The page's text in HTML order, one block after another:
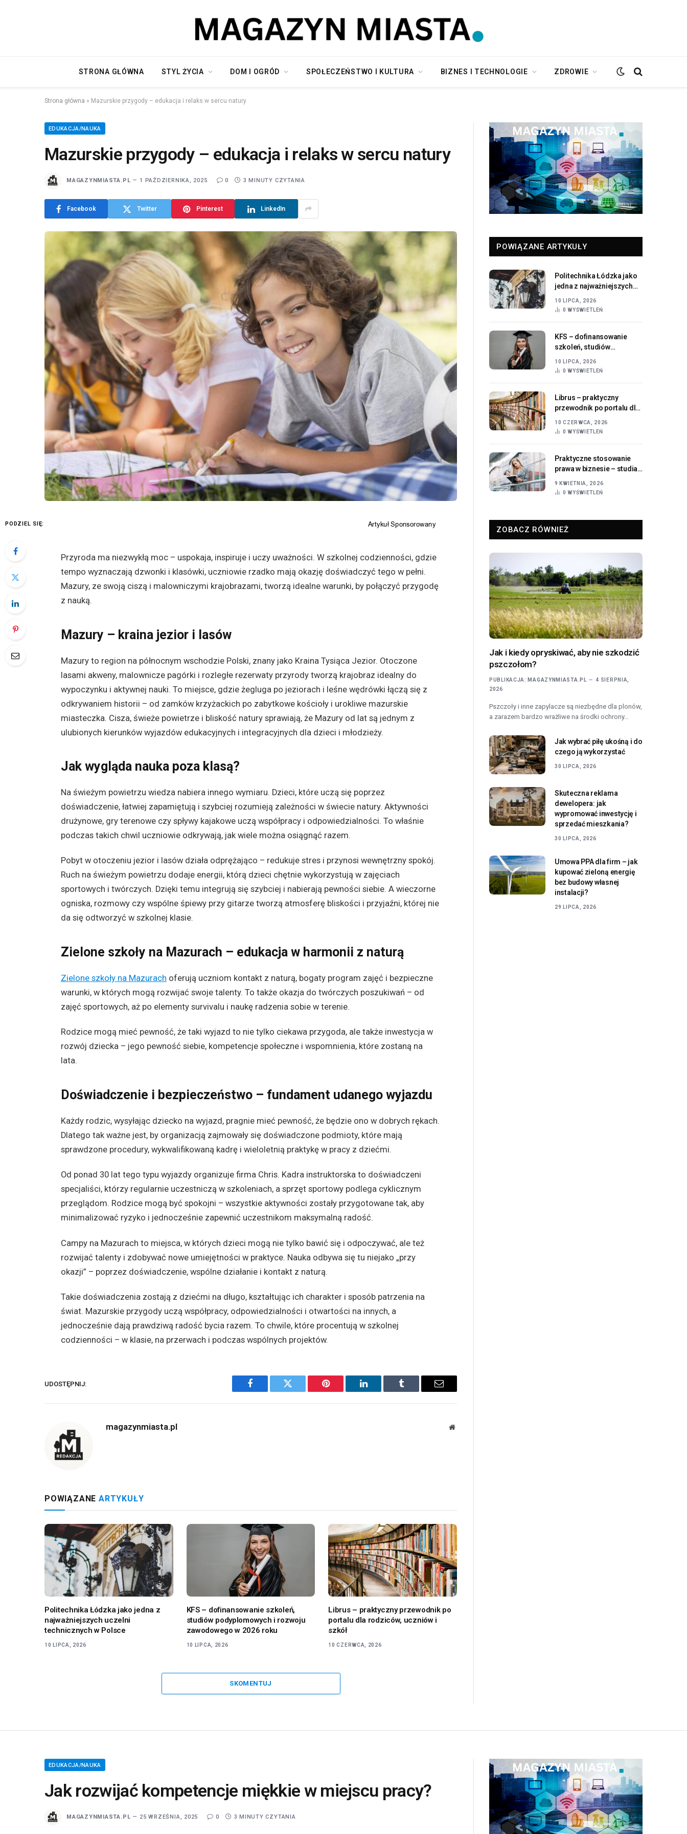
STRONA GŁÓWNA STYL ŻYCIA DOM I OGRÓD SPOŁECZEŃSTWO I KULTURA BIZNES I TECHNOLOGIE ZDROWIE
Strona główna » Mazurskie przygody – edukacja i relaks w sercu natury
EDUKACJA/NAUKA
Mazurskie przygody – edukacja i relaks w sercu natury
MAGAZYNMIASTA.PL 1 PAŹDZIERNIKA, 2025 0 3 MINUTY CZYTANIA
Facebook Twitter Pinterest LinkedIn
PODZIEL SIĘ:
Przyroda ma niezwykłą moc – uspokaja, inspiruje i uczy uważności. W szkolnej codzienności, gdzie
tempo wyznaczają dzwonki i klasówki, uczniowie rzadko mają okazję doświadczyć tego w pełni.
Mazury, ze swoją ciszą i malowniczymi krajobrazami, tworzą idealne warunki, by połączyć przygodę
z nauką.
Mazury – kraina jezior i lasów
Mazury to region na północnym wschodzie Polski, znany jako Kraina Tysiąca Jezior. Otoczone
lasami akweny, malownicze pagórki i rozległe rezerwaty przyrody tworzą krajobraz idealny do
wypoczynku i aktywnej nauki. To miejsce, gdzie żegluga po jeziorach i leśne wędrówki łączą się z
odkrywaniem historii – od zamków krzyżackich po zabytkowe kościoły i urokliwe mazurskie
miasteczka. Cisza, świeże powietrze i bliskość natury sprawiają, że Mazury od lat są jednym z
ulubionych kierunków wyjazdów edukacyjnych i integracyjnych dla dzieci i młodzieży.
Jak wygląda nauka poza klasą?
Na świeżym powietrzu wiedza nabiera innego wymiaru. Dzieci, które uczą się poprzez
doświadczenie, łatwiej zapamiętują i szybciej rozumieją zależności w świecie natury. Aktywności
drużynowe, gry terenowe czy spływy kajakowe uczą współpracy i odpowiedzialności. To właśnie
podczas takich chwil uczniowie odkrywają, jak wiele można osiągnąć razem.
Pobyt w otoczeniu jezior i lasów działa odprężająco – redukuje stres i przynosi wewnętrzny spokój.
Ruch na świeżym powietrzu dodaje energii, którą dzieci chętnie wykorzystują w zajęciach
sportowych i twórczych. Dzięki temu integrują się szybciej i nabierają pewności siebie. A wieczorne
ogniska, rozmowy czy wspólne śpiewy przy gitarze tworzą atmosferę bliskości i przyjaźni, której nie
da się odtworzyć w szkolnej klasie.
Zielone szkoły na Mazurach – edukacja w harmonii z naturą
Zielone szkoły na Mazurach oferują uczniom kontakt z naturą, bogaty program zajęć i bezpieczne
warunki, w których mogą rozwijać swoje talenty. To także okazja do twórczych poszukiwań – od
zajęć sportowych, aż po elementy survivalu i naukę radzenia sobie w terenie.
Rodzice mogą mieć pewność, że taki wyjazd to nie tylko ciekawa przygoda, ale także inwestycja w
rozwój dziecka – jego pewność siebie, kompetencje społeczne i wspomnienia, które zostaną na
lata.
Doświadczenie i bezpieczeństwo – fundament udanego wyjazdu
Każdy rodzic, wysyłając dziecko na wyjazd, pragnie mieć pewność, że będzie ono w dobrych rękach.
Dlatego tak ważne jest, by organizacją zajmowały się doświadczone podmioty, które mają
sprawdzone procedury, wykwalifikowaną kadrę i wieloletnią praktykę w pracy z dziećmi.
Od ponad 30 lat tego typu wyjazdy organizuje firma Chris. Kadra instruktorska to doświadczeni
specjaliści, którzy regularnie uczestniczą w szkoleniach, a sprzęt sportowy podlega cyklicznym
przeglądom. Rodzice mogą być spokojni – wszystkie aktywności zostały przygotowane tak, aby
minimalizować ryzyko i jednocześnie zapewnić uczestnikom maksymalną radość.
Campy na Mazurach to miejsca, w których dzieci mogą nie tylko bawić się i odpoczywać, ale też
rozwijać talenty i zdobywać nowe umiejętności w praktyce. Nauka odbywa się tu niejako „przy
okazji” – poprzez doświadczenie, wspólne działanie i kontakt z naturą.
Takie doświadczenia zostają z dziećmi na długo, kształtując ich charakter i sposób patrzenia na
świat. Mazurskie przygody uczą współpracy, odpowiedzialności i otwartości na innych, a
jednocześnie dają prawdziwą radość bycia razem. To chwile, które procentują w szkolnej
codzienności – w klasie, na przerwach i podczas wspólnych projektów.
UDOSTĘPNIJ:
Facebook Twitter Pinterest LinkedIn Tumblr Email
magazynmiasta.pl Website
POWIĄZANE ARTYKUŁY
Politechnika Łódzka jako jedna z
najważniejszych uczelni
technicznych w Polsce
10 LIPCA, 2026
KFS – dofinansowanie szkoleń,
studiów podyplomowych i rozwoju
zawodowego w 2026 roku
10 LIPCA, 2026
Librus – praktyczny przewodnik po
portalu dla rodziców, uczniów i
szkół
10 CZERWCA, 2026
SKOMENTUJ
POWIĄZANE ARTYKUŁY
Politechnika Łódzka jako
jedna z najważniejszych
Polsce
10 LIPCA, 2026
0WYŚWIETLEŃ
KFS – dofinansowanie
szkoleń, studiów
zawodowego w 2026 roku
10 LIPCA, 2026
0WYŚWIETLEŃ
Librus – praktyczny
przewodnik po portalu dla
10 CZERWCA, 2026
0WYŚWIETLEŃ
Praktyczne stosowanie
prawa w biznesie – studia
przedsiębiorców
9 KWIETNIA, 2026
0WYŚWIETLEŃ
ZOBACZ RÓWNIEŻ
Jak i kiedy opryskiwać, aby nie szkodzić
pszczołom?
PUBLIKACJA: MAGAZYNMIASTA.PL
4 SIERPNIA,
2026
Pszczoły i inne zapylacze są niezbędne dla plonów,
a zarazem bardzo wrażliwe na środki ochrony…
Jak wybrać piłę ukośną i do
czego ją wykorzystać
30 LIPCA, 2026
Skuteczna reklama
dewelopera: jak
wypromować inwestycję i
sprzedać mieszkania?
30 LIPCA, 2026
Umowa PPA dla firm – jak
kupować zieloną energię
bez budowy własnej
instalacji?
29 LIPCA, 2026
EDUKACJA/NAUKA
Jak rozwijać kompetencje miękkie w miejscu pracy?
MAGAZYNMIASTA.PL 25 WRZEŚNIA, 2025 0 3 MINUTY CZYTANIA